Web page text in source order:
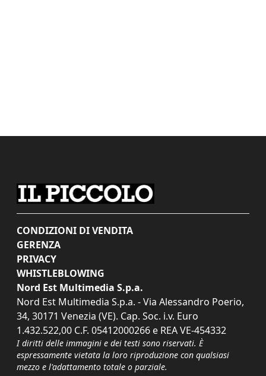
CONDIZIONI DI VENDITA
GERENZA
PRIVACY
WHISTLEBLOWING
Nord Est Multimedia S.p.a.
Nord Est Multimedia S.p.a. - Via Alessandro Poerio,
34, 30171 Venezia (VE). Cap. Soc. i.v. Euro
1.432.522,00 C.F. 05412000266 e REA VE-454332
I diritti delle immagini e dei testi sono riservati. È
espressamente vietata la loro riproduzione con qualsiasi
mezzo e l'adattamento totale o parziale.